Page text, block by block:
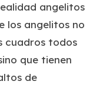
angelitos
los angelitos no
cuadros todos
que tienen
de